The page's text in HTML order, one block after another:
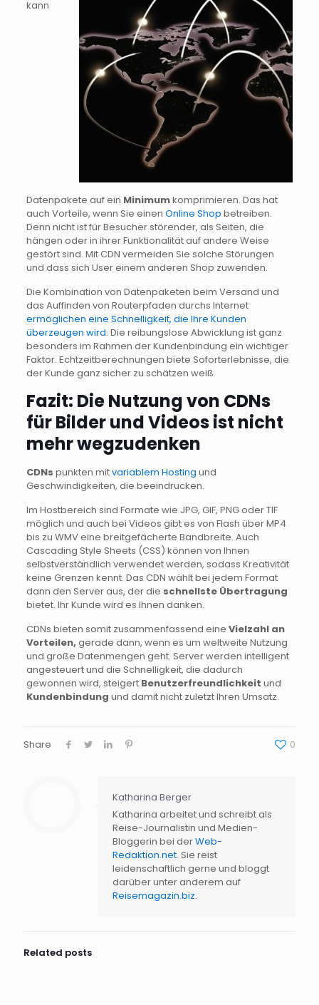
kann
Datenpakete auf ein Minimumkomprimieren. Das hat
auch Vorteile, wenn Sie einen Online Shop betreiben.
Denn nicht ist für Besucher störender, als Seiten, die
hängen oder in ihrer Funktionalität auf andere Weise
gestört sind. Mit CDN vermeiden Sie solche Störungen
und dass sich User einem anderen Shop zuwenden.
Die Kombination von Datenpaketen beim Versand und
das Auffinden von Routerpfaden durchs Internet
ermöglichen eine Schnelligkeit, die Ihre Kunden
überzeugen wird. Die reibungslose Abwicklung ist ganz
besonders im Rahmen der Kundenbindung ein wichtiger
Faktor. Echtzeitberechnungen biete Soforterlebnisse, die
der Kunde ganz sicher zu schätzen weiß.
Fazit: Die Nutzung von CDNs
für Bilder und Videos ist nicht
mehr wegzudenken
CDNs punkten mitvariablem Hosting und
Geschwindigkeiten, die beeindrucken.
Im Hostbereich sind Formate wie JPG, GIF, PNG oder TIF
möglich und auch bei Videos gibt es von Flash über MP4
bis zu WMV eine breitgefächerte Bandbreite. Auch
Cascading Style Sheets (CSS) können von Ihnen
selbstverständlich verwendet werden, sodass Kreativität
keine Grenzen kennt. Das CDN wählt bei jedem Format
dann den Server aus, der die schnellste Übertragung
bietet. Ihr Kunde wird es Ihnen danken.
CDNs bieten somit zusammenfassend eine Vielzahl an
Vorteilen, gerade dann, wenn es um weltweite Nutzung
und große Datenmengen geht. Server werden intelligent
angesteuert und die Schnelligkeit, die dadurch
gewonnen wird, steigert Benutzerfreundlichkeit und
Kundenbindung und damit nicht zuletzt Ihren Umsatz.
Hat Ihnen der Beitrag
gefallen?
Dann abonnieren Sie doch denveryHost
und erhalten Sieaktuelle News
rund um das Thema Hosting
Share 0
Katharina Berger
Katharina arbeitet und schreibt als
Reise-Journalistin und Medien-
Bloggerin bei derWeb-
Redaktion.net. Sie reist
leidenschaftlich gerne und bloggt
darüber unter anderem auf
Reisemagazin.biz.
Related posts